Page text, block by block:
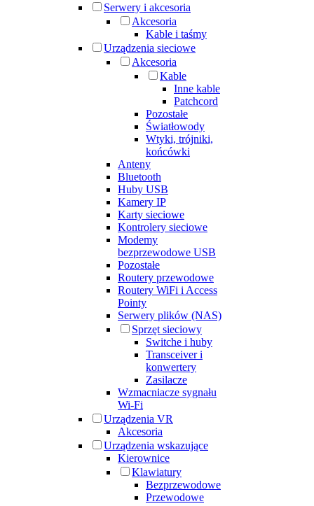
Serwery i akcesoria
Akcesoria
Kable i taśmy
Urządzenia sieciowe
Akcesoria
Kable
Inne kable
Patchcord
Pozostałe
Światłowody
Wtyki, trójniki,
końcówki
Anteny
Bluetooth
Huby USB
Kamery IP
Karty sieciowe
Kontrolery sieciowe
Modemy
bezprzewodowe USB
Pozostałe
Routery przewodowe
Routery WiFi i Access
Pointy
Serwery plików (NAS)
Sprzęt sieciowy
Switche i huby
Transceiver i
konwertery
Zasilacze
Wzmacniacze sygnału
Wi-Fi
Urządzenia VR
Akcesoria
Urządzenia wskazujące
Kierownice
Klawiatury
Bezprzewodowe
Przewodowe